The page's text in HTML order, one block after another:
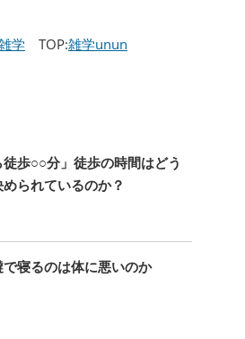
学TOP:雑学unun
徒歩○○分」徒歩の時間はどう
られているのか？
で寝るのは体に悪いのか